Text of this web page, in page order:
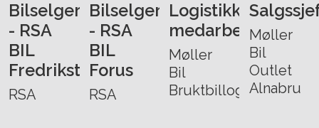
Bilselger
- RSA
BIL
Fredrikstad
RSA
Bilselger
- RSA
BIL
Forus
RSA
Logistikk-
medarbeider
Møller
Bil
Bruktbillogistikk
Møller
Bil
Outlet
Alnabru